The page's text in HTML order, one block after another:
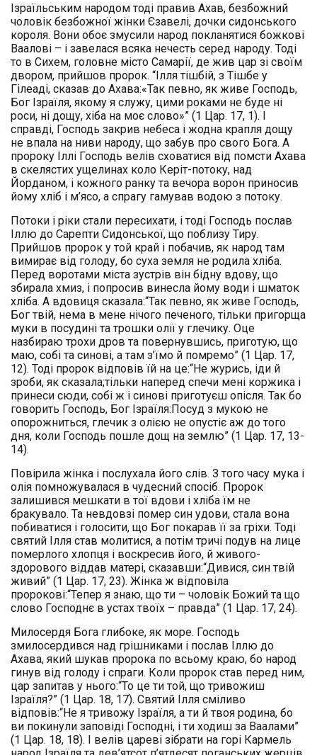
Ізраїльським народом тоді правив Ахав, безбожний
чоловік безбожної жінки Єзавелі, дочки сидонського
короля. Вони обоє змусили народ покланятися божкові
Ваалові – і завелася всяка нечесть серед народу. Тоді
то в Сихем, головне місто Самарії, де жив цар зі своїм
двором, прийшов пророк. “Ілля тішбій, з Тішбе у
Гілеаді, сказав до Ахава:«Так певно, як живе Господь,
Бог Ізраїля, якому я служу, цими роками не буде ні
роси, ні дощу, хіба на моє слово»” (1 Цар. 17, 1). І
справді, Господь закрив небеса і жодна крапля дощу
не впала на ниви народу, що забув про свого Бога. А
пророку Іллі Господь велів сховатися від помсти Ахава
в скелястих ущелинах коло Керіт-потоку, над
Йорданом, і кожного ранку та вечора ворон приносив
йому хліб і м’ясо, а спрагу гамував водою з потоку.
Потоки і ріки стали пересихати, і тоді Господь послав
Іллю до Сарепти Сидонської, що поблизу Тиру.
Прийшов пророк у той край і побачив, як народ там
вимирає від голоду, бо суха земля не родила хліба.
Перед воротами міста зустрів він бідну вдову, що
збирала хмиз, і попросив винесла йому води і шматок
хліба. А вдовиця сказала:“Так певно, як живе Господь,
Бог твій, нема в мене нічого печеного, тільки пригорща
муки в посудині та трошки олії у глечику. Оце
назбираю трохи дров та повернувшись, приготую, що
маю, собі та синові, а там з’їмо й помремо” (1 Цар. 17,
12). Тоді пророк відповів їй на це:“Не журись, іди й
зроби, як сказала;тільки наперед спечи мені коржика і
принеси сюди, собі ж і синові приготуєш опісля. Так бо
говорить Господь, Бог Ізраїля:Посуд з мукою не
опорожниться, глечик з олією не опустіє аж до того
дня, коли Господь пошле дощ на землю” (1 Цар. 17, 13-
14).
Повірила жінка і послухала його слів. З того часу мука і
олія помножувалася в чудесний спосіб. Пророк
залишився мешкати в тої вдови і хліба їм не
бракувало. Та невдовзі помер син удови, стала вона
побиватися і голосити, що Бог покарав її за гріхи. Тоді
святий Ілля став молитися, а потім тричі подув на лице
померлого хлопця і воскресив його, й живого-
здорового віддав матері, сказавши:“Дивися, син твій
живий” (1 Цар. 17, 23). Жінка ж відповіла
пророкові:“Тепер я знаю, що ти – чоловік Божий та що
слово Господнє в устах твоїх – правда” (1 Цар. 17, 24).
Милосердя Бога глибоке, як море. Господь
змилосердився над грішниками і послав Іллю до
Ахава, який шукав пророка по всьому краю, бо народ
гинув від голоду і спраги. Коли пророк став перед ним,
цар запитав у нього:“То це ти той, що тривожиш
Ізраїля?” (1 Цар. 18, 17). Святий Ілля сміливо
відповів:“Не я тривожу Ізраїля, а ти й твоя родина, бо
ви покинули заповіді Господні, і ти ходиш за Ваалами”
(1 Цар. 18, 18). І велів цареві зібрати на горі Кармель